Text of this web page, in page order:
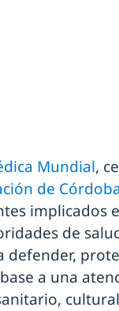
Mundial,
de
implicados
de
defender,
a una